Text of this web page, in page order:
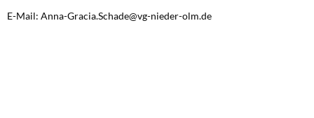
E-Mail: Anna-Gracia.Schade@vg-nieder-olm.de